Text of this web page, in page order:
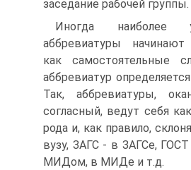
заседание рабочей группы.
Иногда наиболее
аббревиатуры начинают
как самостоятельные
аббревиатур
Так, аббревиатуры,
согласный, ведут себя
рода и, как правило,
вузу, ЗАГС - в ЗАГСе,
МИДом, в МИДе и т.д.